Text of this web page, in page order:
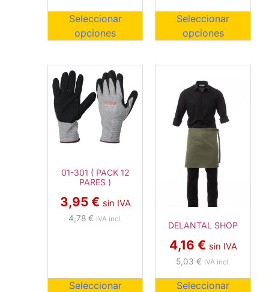
Seleccionar
opciones
Seleccionar
opciones
01-301 ( PACK 12
PARES )
3,95 € sin IVA
4,78€ IVA incl.
Seleccionar
DELANTAL SHOP
4,16 € sin IVA
5,03€ IVA incl.
Seleccionar